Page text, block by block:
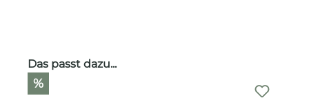
Produktgalerie überspringen
Das passt dazu...
%